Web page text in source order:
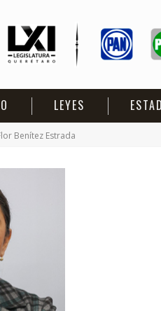
LEYES
Benítez Estrada